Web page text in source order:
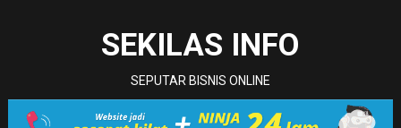
SEKILAS INFO
SEPUTAR BISNIS ONLINE